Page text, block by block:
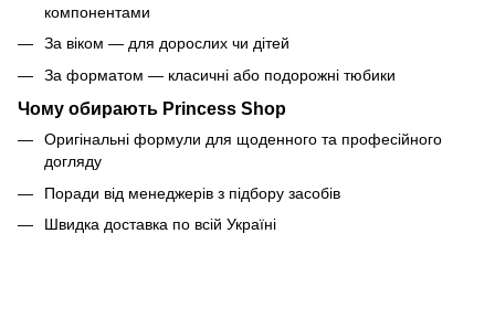
компонентами
За віком — для дорослих чи дітей
За форматом — класичні або подорожні тюбики
Чому обирають Princess Shop
Оригінальні формули для щоденного та професійного
догляду
Поради від менеджерів з підбору засобів
Швидка доставка по всій Україні